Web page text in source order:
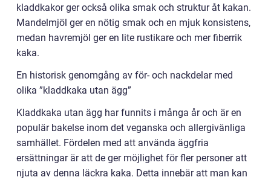
kladdkakor ger också olika smak och struktur åt kakan.
Mandelmjöl ger en nötig smak och en mjuk konsistens,
medan havremjöl ger en lite rustikare och mer fiberrik
kaka.
En historisk genomgång av för- och nackdelar med
olika ”kladdkaka utan ägg”
Kladdkaka utan ägg har funnits i många år och är en
populär bakelse inom det veganska och allergivänliga
samhället. Fördelen med att använda äggfria
ersättningar är att de ger möjlighet för fler personer att
njuta av denna läckra kaka. Detta innebär att man kan